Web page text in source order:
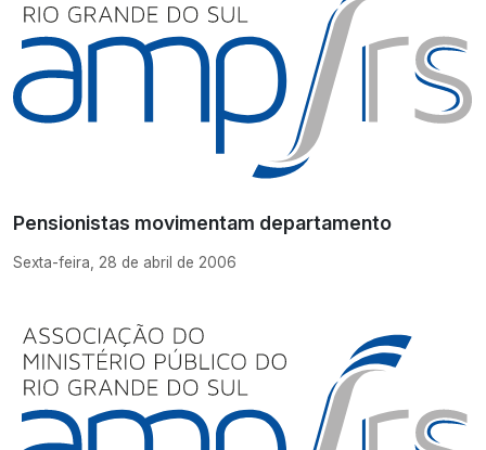
Pensionistas movimentam departamento
Sexta-feira, 28 de abril de 2006